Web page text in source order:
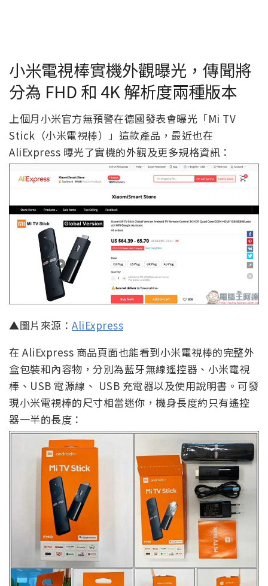
小米電視棒實機外觀曝光，傳聞將
分為 FHD 和 4K 解析度兩種版本
上個月小米官方無預警在德國發表會曝光「Mi TV
Stick（小米電視棒）」這款產品，最近也在
AliExpress 曝光了實機的外觀及更多規格資訊：
▲圖片來源： AliExpress
在 AliExpress 商品頁面也能看到小米電視棒的完整外
盒包裝和內容物，分別為藍牙無線遙控器、小米電視
棒、USB 電源線、 USB 充電器以及使用說明書。可發
現小米電視棒的尺寸相當迷你，機身長度約只有遙控
器一半的長度：